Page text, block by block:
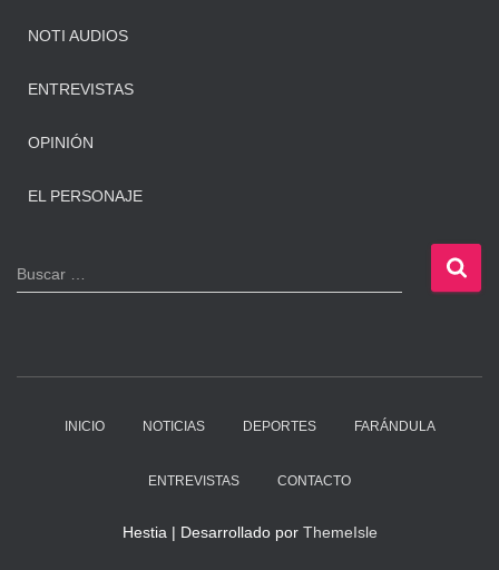
NOTI AUDIOS
ENTREVISTAS
OPINIÓN
EL PERSONAJE
B
u
Buscar …
INICIO NOTICIAS DEPORTES FARÁNDULA
ENTREVISTAS CONTACTO
Hestia | Desarrollado por ThemeIsle